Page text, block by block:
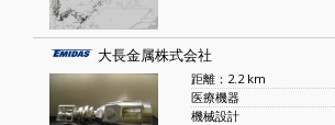
大長金属株式会社
距離：2.2 km
医療機器
機械設計